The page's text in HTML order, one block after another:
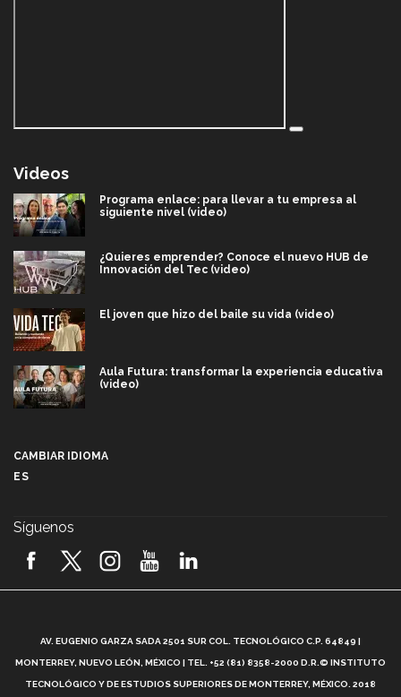
Videos
Programa enlace: para llevar a tu empresa al
siguiente nivel (video)
¿Quieres emprender? Conoce el nuevo HUB de
Innovación del Tec (video)
El joven que hizo del baile su vida (video)
Aula Futura: transformar la experiencia educativa
(video)
2026! (video)
¿Cómo es el Modelo Educativo Tec? (video)
CAMBIAR IDIOMA
ES
Síguenos
AV. EUGENIO GARZA SADA 2501 SUR COL. TECNOLÓGICO C.P. 64849 |
MONTERREY, NUEVO LEÓN, MÉXICO | TEL. +52 (81) 8358-2000 D.R.© INSTITUTO
TECNOLÓGICO Y DE ESTUDIOS SUPERIORES DE MONTERREY, MÉXICO. 2018